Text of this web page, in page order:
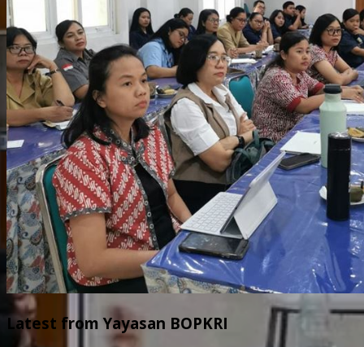
Latest from Yayasan BOPKRI